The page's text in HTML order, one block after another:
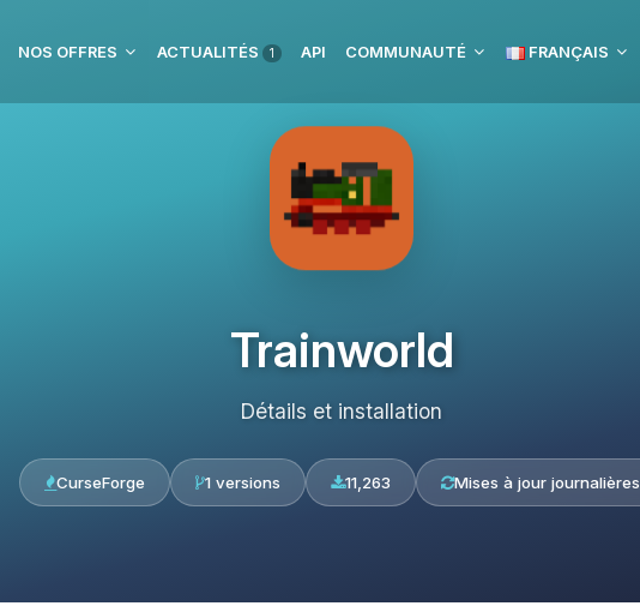
NOS OFFRES ACTUALITÉS 1 API COMMUNAUTÉ FRANÇAIS
Trainworld
Détails et installation
CurseForge 1 versions 11,263 Mises à jour journalières